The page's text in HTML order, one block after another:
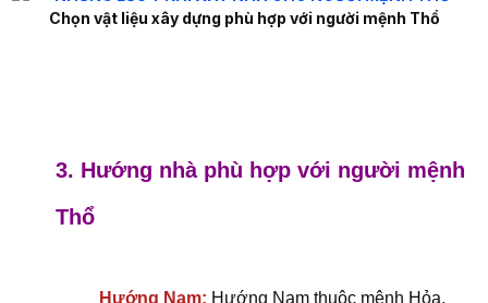
Chọn vật liệu xây dựng phù hợp với người mệnh Thổ
3. Hướng nhà phù hợp với người mệnh
Thổ
Hướng Nam: Hướng Nam thuộc mệnh Hỏa,